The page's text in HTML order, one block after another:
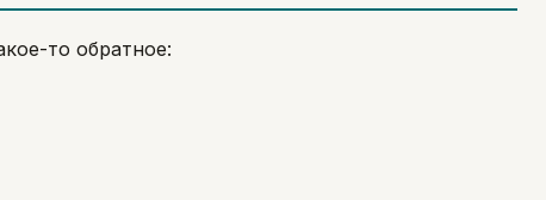
то обратное: